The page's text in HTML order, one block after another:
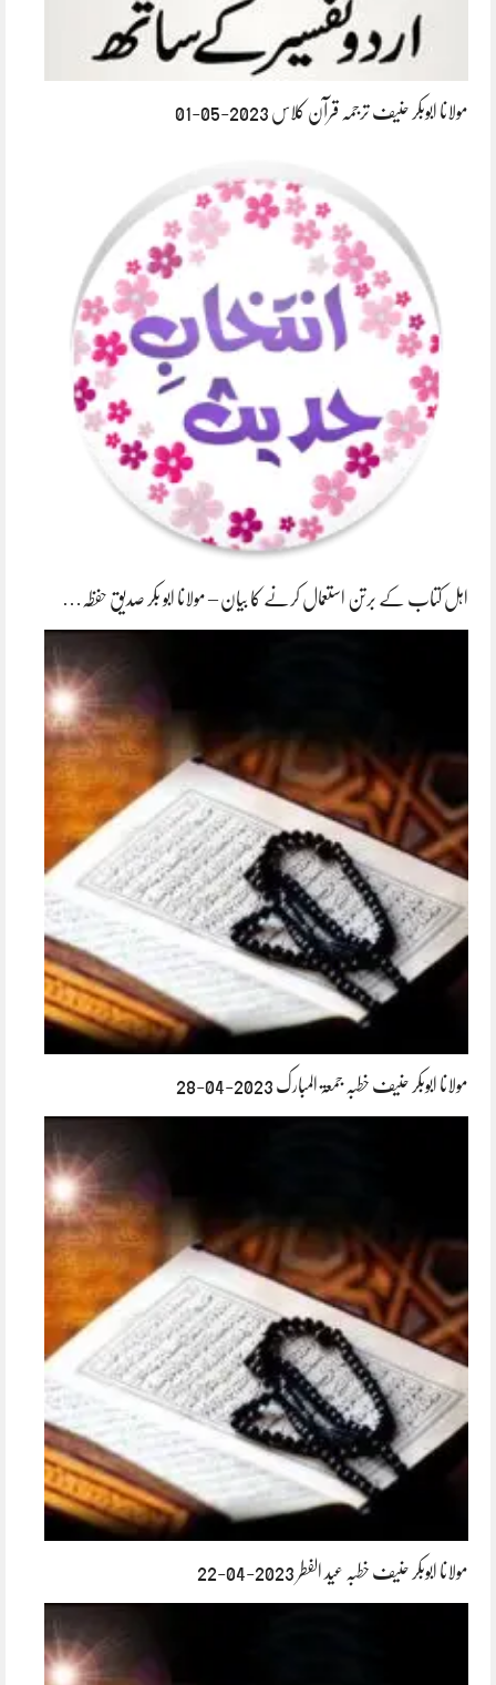
مولانا ابوبکر حنیف ترجمہ قرآن کلاس 2023-05-01
اہل کتاب کے برتن استعمال کرنے کا بیان – مولانا ابو بکر صدیق حفظہ…
مولانا ابوبکر حنیف خطبہ جمعۃ المبارک 2023-04-28
مولانا ابوبکر حنیف خطبہ عید الفطر 2023-04-22